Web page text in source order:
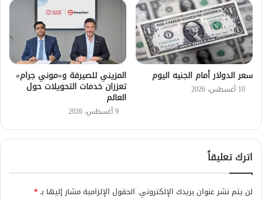
سعر الدولار أمام الجنيه اليوم
10 أغسطس، 2026
المزيني للصيرفة و«موني جرام»
تعززان خدمات التحويلات حول
العالم
9 أغسطس، 2026
اترك تعليقاً
لن يتم نشر عنوان بريدك الإلكتروني. الحقول الإلزامية مشار إليها بـ*